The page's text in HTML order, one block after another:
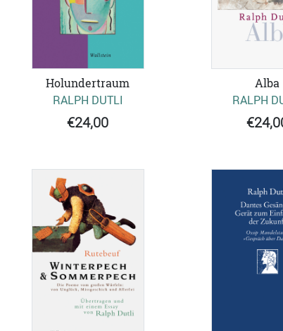
Holundertraum
RALPH DUTLI
€24,00
Alba
RALPH